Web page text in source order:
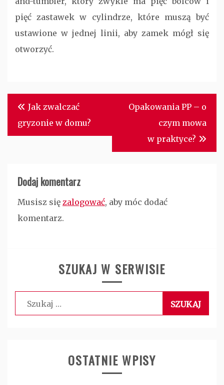
pięć zastawek w cylindrze, które muszą być
ustawione w jednej linii, aby zamek mógł się
otworzyć.
Nawigacja
wpisu
Jak zwalczać
gryzonie w domu?
Opakowania PP – o
czym mowa
w praktyce?
Dodaj komentarz
Musisz się zalogować, aby móc dodać
komentarz.
SZUKAJ W SERWISIE
Szukaj:
OSTATNIE WPISY